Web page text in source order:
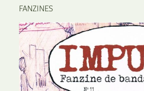
FANZINES